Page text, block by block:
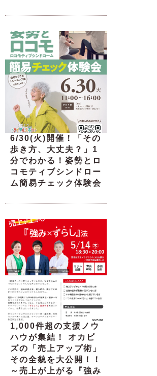
6/30(火)開催！「その
歩き方、大丈夫？」1
分でわかる！姿勢とロ
コモティブシンドロー
ム簡易チェック体験会
1,000件超の支援ノウ
ハウが集結！ オカビ
ズの「売上アップ術」
その全貌を大公開！！
～売上が上がる『強み